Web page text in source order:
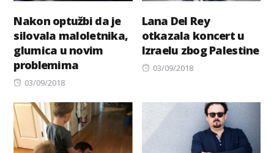
Nakon optužbi da je
silovala maloletnika,
glumica u novim
problemima
Posted
03/09/2018
Lana Del Rey
otkazala koncert u
Izraelu zbog Palestine
Posted
03/09/2018